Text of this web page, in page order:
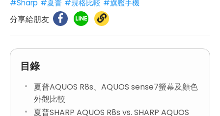
#Sharp #夏普 #規格比較 #旗艦手機
分享給朋友
目錄
夏普AQUOS R8s、AQUOS sense7螢幕及顏色
外觀比較
夏普SHARP AQUOS R8s vs. SHARP AQUOS